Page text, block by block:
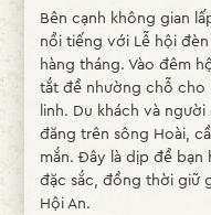
Bên cạnh không gian
nổi tiếng với Lễ hội
hàng tháng. Vào đêm
tắt để nhường chỗ cho
linh. Du khách và
đăng trên sông Hoài,
mắn. Đây là dịp để
đặc sắc, đồng thời giữ
Hội An.